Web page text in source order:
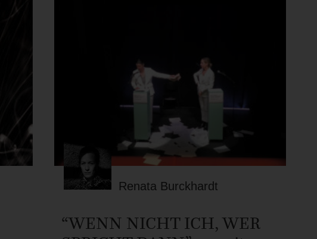
Renata Burckhardt
“WENN NICHT ICH, WER